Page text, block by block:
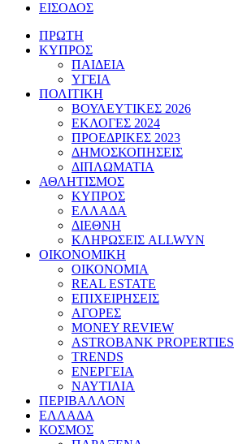
ΕΙΣΟΔΟΣ
ΠΡΩΤΗ
ΚΥΠΡΟΣ
ΠΑΙΔΕΙΑ
ΥΓΕΙΑ
ΠΟΛΙΤΙΚΗ
ΒΟΥΛΕΥΤΙΚΕΣ 2026
ΕΚΛΟΓΕΣ 2024
ΠΡΟΕΔΡΙΚΕΣ 2023
ΔΗΜΟΣΚΟΠΗΣΕΙΣ
ΔΙΠΛΩΜΑΤΙΑ
ΑΘΛΗΤΙΣΜΟΣ
ΚΥΠΡΟΣ
ΕΛΛΑΔΑ
ΔΙΕΘΝΗ
ΚΛΗΡΩΣΕΙΣ ALLWYN
ΟΙΚΟΝΟΜΙΚΗ
ΟΙΚΟΝΟΜΙΑ
REAL ESTATE
ΕΠΙΧΕΙΡΗΣΕΙΣ
ΑΓΟΡΕΣ
MONEY REVIEW
ASTROBANK PROPERTIES
TRENDS
ΕΝΕΡΓΕΙΑ
ΝΑΥΤΙΛΙΑ
ΠΕΡΙΒΑΛΛΟΝ
ΕΛΛΑΔΑ
ΚΟΣΜΟΣ